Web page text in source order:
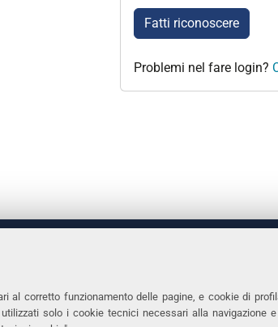
al corretto funzionamento delle pagine, e cookie di
utilizzati solo i cookie tecnici necessari alla
Fatti riconoscere
Problemi nel fare login?
Rettrice: Prof.ssa Laura Ramaciotti
via Ludovico Ariosto, 35 - 44121 Ferrara